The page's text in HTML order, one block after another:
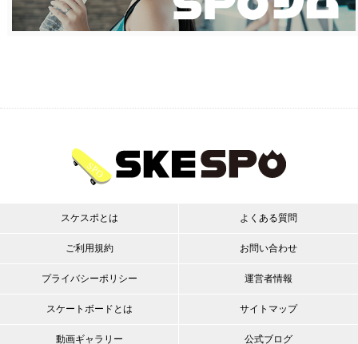
スケスポとは
ご利用規約
プライバシーポリシー
スケートボードとは
動画ギャラリー
よくある質問
お問い合わせ
運営者情報
サイトマップ
公式ブログ